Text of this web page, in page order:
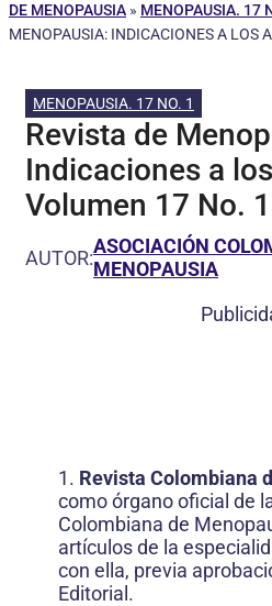
DE MENOPAUSIA » MENOPAUSIA. 17
MENOPAUSIA: INDICACIONES A LOS
MENOPAUSIA. 17 NO. 1
Revista de
Indicaciones a
Volumen 17 No. 1
AUTOR:ASOCIACIÓN
MENOPAUSIA
1. Revista Colombiana
como órgano oficial de
Colombiana de
artículos de la
con ella, previa
Editorial.